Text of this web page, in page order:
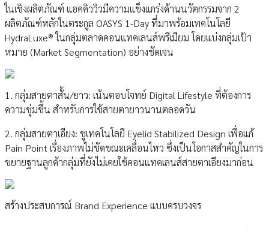
ในเชิงผลิตภัณฑ์ แอคคิววิวมีความแข็งแกร่งด้านนวัตกรรมจาก 2
ผลิตภัณฑ์หลักในตระกูล OASYS 1-Day ที่มาพร้อมเทคโนโลยี
HydraLuxe® ในกลุ่มตลาดคอนแทคเลนส์พรีเมียม โดยแบ่งกลุ่มเป้า
หมาย (Market Segmentation) อย่างชัดเจน
1. กลุ่มสายตาสั้น/ยาว: เน้นตอบโจทย์ Digital Lifestyle ที่ต้องการ
ความชุ่มชื้น สำหรับการใช้สายตายาวนานตลอดวัน
2. กลุ่มสายตาเอียง: ชูเทคโนโลยี Eyelid Stabilized Design เพื่อแก้
Pain Point เรื่องภาพไม่ชัดขณะเคลื่อนไหว ซึ่งเป็นโอกาสสำคัญในการ
ขยายฐานลูกค้ากลุ่มที่ยังไม่เคยใช้คอนแทคเลนส์สายตาเอียงมาก่อน
สร้างประสบการณ์ Brand Experience แบบครบวงจร